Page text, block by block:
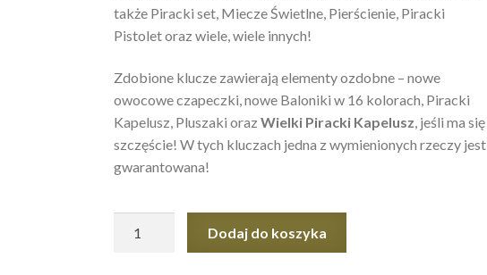
także Piracki set, Miecze Świetlne, Pierścienie, Piracki
Pistolet oraz wiele, wiele innych!
Zdobione klucze zawierają elementy ozdobne – nowe
owocowe czapeczki, nowe Baloniki w 16 kolorach, Piracki
Kapelusz, Pluszaki orazWielki Piracki Kapelusz, jeśli ma się
szczęście! W tych kluczach jedna z wymienionych rzeczy jest
gwarantowana!
Dodaj do koszyka